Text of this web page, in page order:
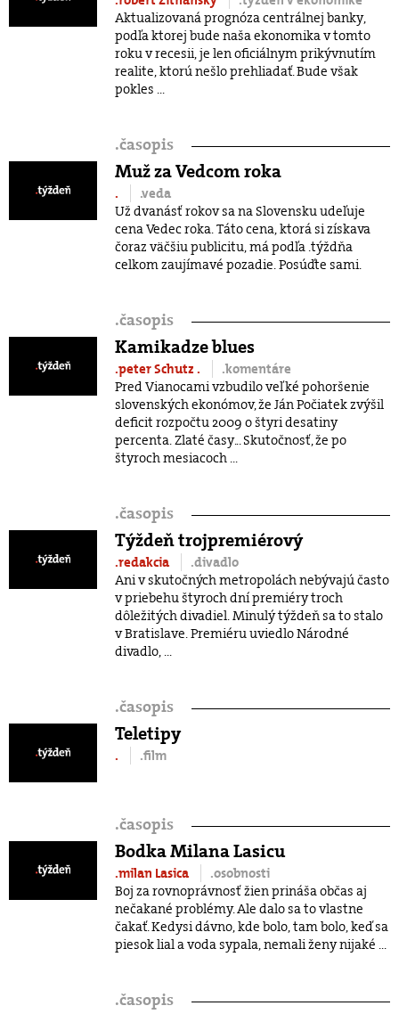
Aktualizovaná prognóza centrálnej banky,
podľa ktorej bude naša ekonomika v tomto
roku v recesii, je len oficiálnym prikývnutím
realite, ktorú nešlo prehliadať. Bude však
pokles ...
.časopis
Muž za Vedcom roka
.
.veda
Už dvanásť rokov sa na Slovensku udeľuje
cena Vedec roka. Táto cena, ktorá si získava
čoraz väčšiu publicitu, má podľa .týždňa
celkom zaujímavé pozadie. Posúďte sami.
.časopis
Kamikadze blues
.peter Schutz .
.komentáre
Pred Vianocami vzbudilo veľké pohoršenie
slovenských ekonómov, že Ján Počiatek zvýšil
deficit rozpočtu 2009 o štyri desatiny
percenta. Zlaté časy... Skutočnosť, že po
štyroch mesiacoch ...
.časopis
Týždeň trojpremiérový
.redakcia
.divadlo
Ani v skutočných metropolách nebývajú často
v priebehu štyroch dní premiéry troch
dôležitých divadiel. Minulý týždeň sa to stalo
v Bratislave. Premiéru uviedlo Národné
divadlo, ...
.časopis
Teletipy
. .film
.časopis
Bodka Milana Lasicu
.milan Lasica
.osobnosti
Boj za rovnoprávnosť žien prináša občas aj
nečakané problémy. Ale dalo sa to vlastne
čakať. Kedysi dávno, kde bolo, tam bolo, keď sa
piesok lial a voda sypala, nemali ženy nijaké ...
.časopis